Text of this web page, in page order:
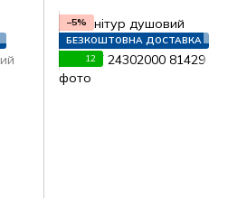
−5%
БЕЗКОШТОВНА ДОСТАВКА
12